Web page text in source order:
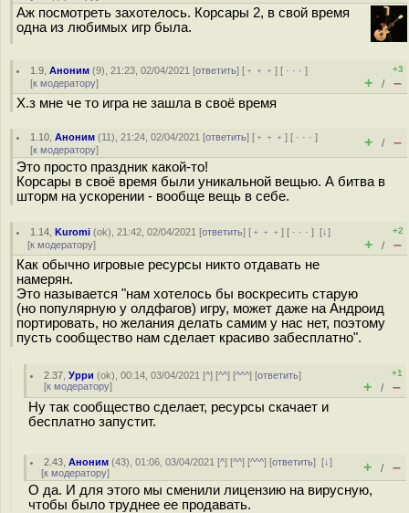
Аж посмотреть захотелось. Корсары 2, в свой время
одна из любимых игр была.
1.9 ,Аноним (9), 21:23, 02/04/2021 [ответить] [ ﹢﹢﹢] [ · · ·]
[к модератору]
+3
+ / –
Х.з мне че то игра не зашла в своё время
1.10 ,Аноним (11), 21:24, 02/04/2021 [ответить] [ ﹢﹢﹢] [ · · ·]
[к модератору] + / –
Это просто праздник какой-то!
Корсары в своё время были уникальной вещью. А битва в
шторм на ускорении - вообще вещь в себе.
1.14 ,Kuromi (ok), 21:42, 02/04/2021 [ответить] [ ﹢﹢﹢] [ · · ·][↓]
[к модератору]
+2
+ / –
Как обычно игровые ресурсы никто отдавать не
намерян.
Это называется "нам хотелось бы воскресить старую
(но популярную у олдфагов) игру, может даже на Андроид
портировать, но желания делать самим у нас нет, поэтому
пусть сообщество нам сделает красиво забесплатно".
2.37 ,Урри (ok), 00:14, 03/04/2021 [^] [^^] [^^^] [ответить]
[к модератору]
+1
+ / –
Ну так сообщество сделает, ресурсы скачает и
бесплатно запустит.
2.43 ,Аноним (43), 01:06, 03/04/2021 [^] [^^] [^^^] [ответить][↓]
[к модератору] + / –
О да. И для этого мы сменили лицензию на вирусную,
чтобы было труднее ее продавать.